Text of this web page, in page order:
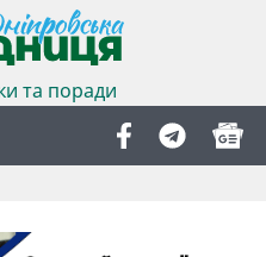
та поради